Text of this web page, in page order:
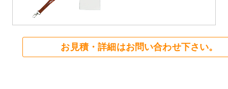
お見積・詳細はお問い合わせ下さい。